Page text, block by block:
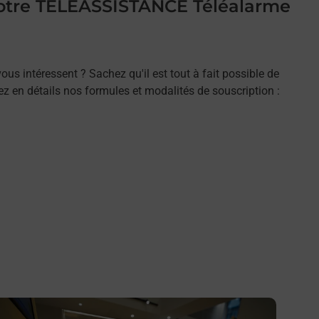
TELEASSISTANCE Téléalarme
intéressent ? Sachez qu'il est tout à fait possible de
en détails nos formules et modalités de souscription :
savoir plus